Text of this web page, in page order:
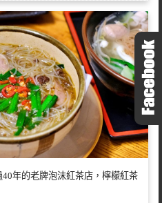
年的老牌泡沫紅茶店，檸檬紅茶